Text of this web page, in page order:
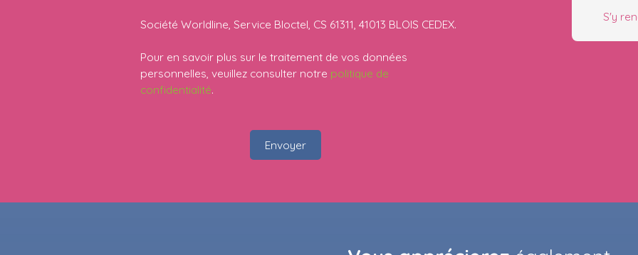
Société Worldline, Service Bloctel, CS 61311, 41013 BLOIS CEDEX.
Pour en savoir plus sur le traitement de vos données
personnelles, veuillez consulter notre politique de
confidentialité.
Envoyer
S'y